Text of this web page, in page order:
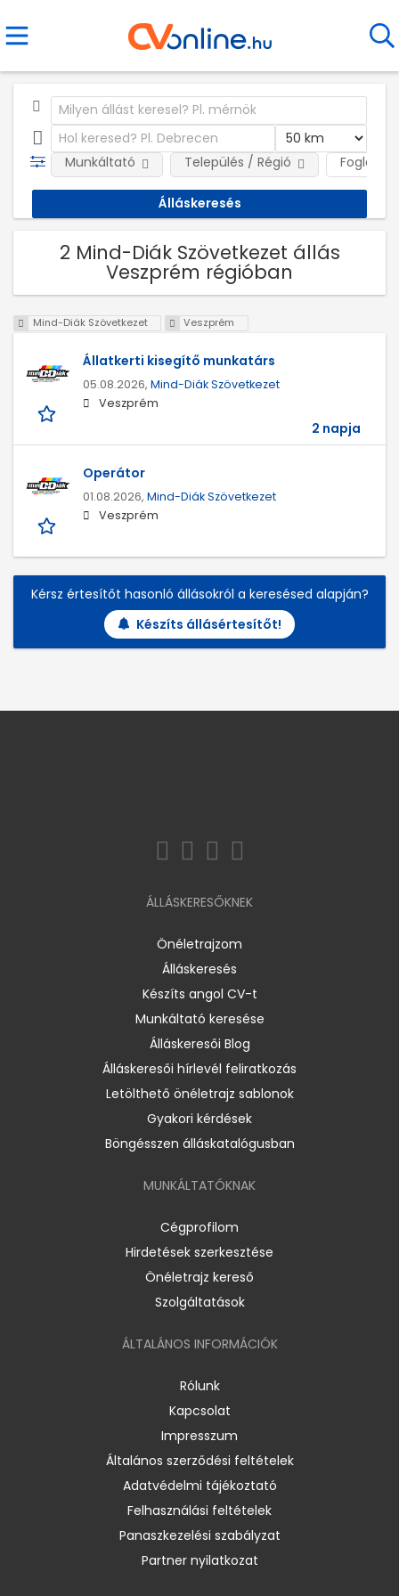
Munkáltató Település / Régió
2 Mind-Diák Szövetkezet állás
Veszprém régióban
Mind-Diák Szövetkezet Veszprém
Állatkerti kisegítő munkatárs
05.08.2026, Mind-Diák Szövetkezet
Veszprém
2 napja
Operátor
01.08.2026, Mind-Diák Szövetkezet
Veszprém
Kérsz értesítőt hasonló állásokról a keresésed alapján?
Készíts állásértesítőt!
ÁLLÁSKERESŐKNEK
Önéletrajzom
Álláskeresés
Készíts angol CV-t
Munkáltató keresése
Álláskeresői Blog
Álláskeresői hírlevél feliratkozás
Letölthető önéletrajz sablonok
Gyakori kérdések
Böngésszen álláskatalógusban
MUNKÁLTATÓKNAK
Cégprofilom
Hirdetések szerkesztése
Önéletrajz kereső
Szolgáltatások
ÁLTALÁNOS INFORMÁCIÓK
Rólunk
Kapcsolat
Impresszum
Általános szerződési feltételek
Adatvédelmi tájékoztató
Felhasználási feltételek
Panaszkezelési szabályzat
Partner nyilatkozat